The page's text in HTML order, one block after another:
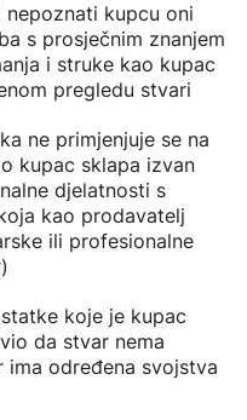
kupcu oni
s prosječnim znanjem
i struke kao kupac
pregledu stvari
ne primjenjuje se na
kupac sklapa izvan
djelatnosti s
kao prodavatelj
ili profesionalne
koje je kupac
da stvar nema
određena svojstva